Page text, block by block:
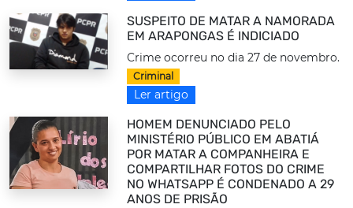
SUSPEITO DE MATAR A NAMORADA
EM ARAPONGAS É INDICIADO
Crime ocorreu no dia 27 de novembro.
Criminal
Ler artigo
HOMEM DENUNCIADO PELO
MINISTÉRIO PÚBLICO EM ABATIÁ
POR MATAR A COMPANHEIRA E
COMPARTILHAR FOTOS DO CRIME
NO WHATSAPP É CONDENADO A 29
ANOS DE PRISÃO